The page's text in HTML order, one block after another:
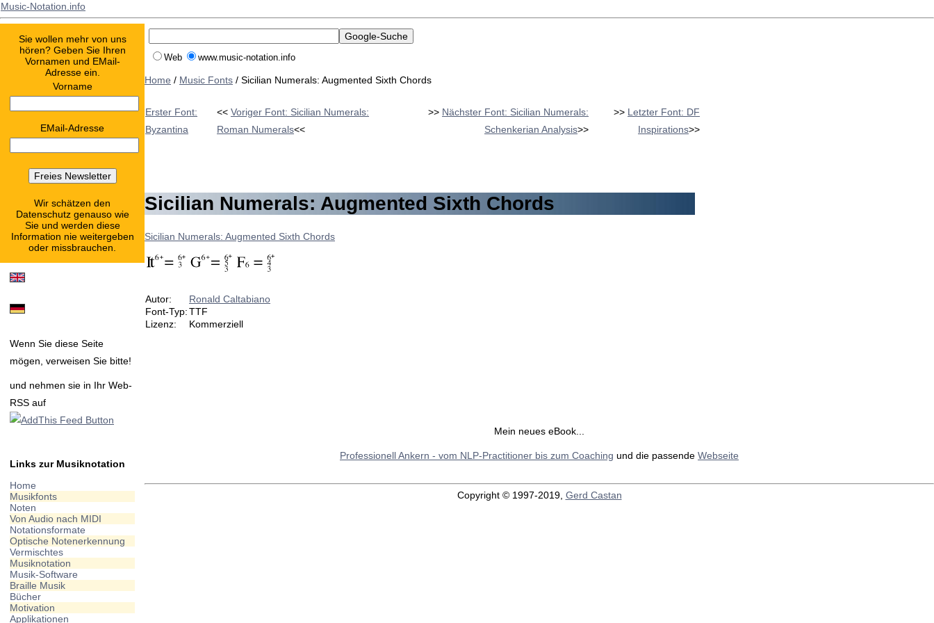
Music-Notation.info
Sie wollen mehr von uns
hören? Geben Sie Ihren
Vornamen und EMail-
Adresse ein.
Vorname
EMail-Adresse
Wir schätzen den
Datenschutz genauso wie
Sie und werden diese
Information nie weitergeben
oder missbrauchen.
Wenn Sie diese Seite
mögen, verweisen Sie bitte!
und nehmen sie in Ihr Web-
RSS auf
Links zur Musiknotation
Home
Musikfonts
Noten
Von Audio nach MIDI
Notationsformate
Optische Notenerkennung
Vermischtes
Musiknotation
Musik-Software
Braille Musik
Bücher
Motivation
Applikationen
Web www.music-notation.info
Home / Music Fonts / Sicilian Numerals: Augmented Sixth Chords
Erster Font:
Byzantina
<< Voriger Font: Sicilian Numerals:
Roman Numerals<<
>> Nächster Font: Sicilian Numerals:
Schenkerian Analysis>>
>> Letzter Font: DF
Inspirations>>
Sicilian Numerals: Augmented Sixth Chords
Sicilian Numerals: Augmented Sixth Chords
Autor:
Ronald Caltabiano
Font-Typ:TTF
Lizenz:
Kommerziell
Mein neues eBook...
Professionell Ankern - vom NLP-Practitioner bis zum Coaching und die passende Webseite
Copyright © 1997-2019, Gerd Castan